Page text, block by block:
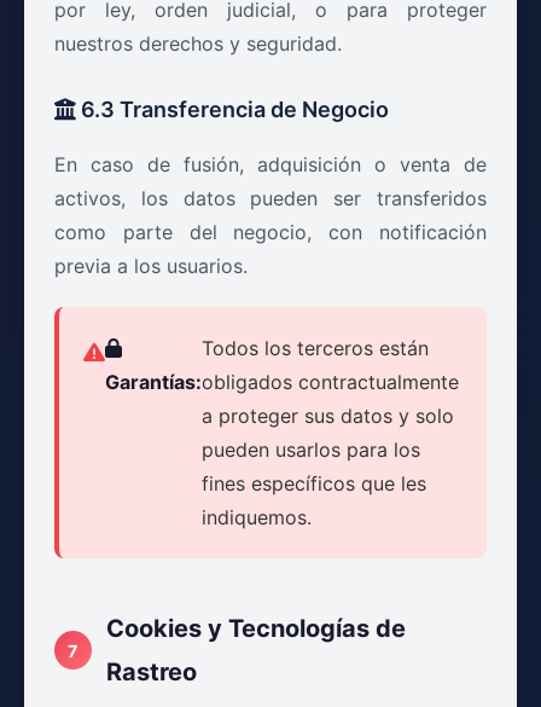
por ley, orden judicial, o para proteger
nuestros derechos y seguridad.
6.3 Transferencia de Negocio
En caso de fusión, adquisición o venta de
activos, los datos pueden ser transferidos
como parte del negocio, con notificación
previa a los usuarios.
Garantías:
Todos los terceros están
obligados contractualmente
a proteger sus datos y solo
pueden usarlos para los
fines específicos que les
indiquemos.
7
Cookies y Tecnologías de
Rastreo